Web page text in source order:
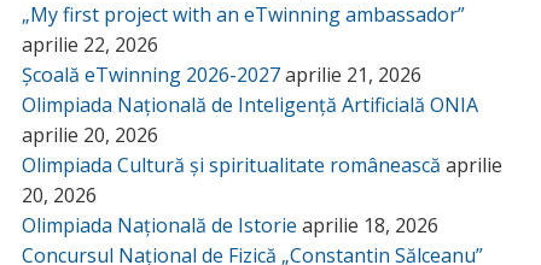
„My first project with an eTwinning ambassador”
aprilie 22, 2026
Școală eTwinning 2026-2027aprilie 21, 2026
Olimpiada Națională de Inteligență Artificială ONIA
aprilie 20, 2026
Olimpiada Cultură și spiritualitate românească aprilie
20, 2026
Olimpiada Națională de Istorie aprilie 18, 2026
Concursul Național de Fizică „Constantin Sălceanu”